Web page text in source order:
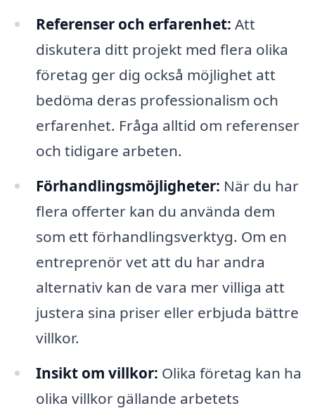
Referenser och erfarenhet: Att
diskutera ditt projekt med flera olika
företag ger dig också möjlighet att
bedöma deras professionalism och
erfarenhet. Fråga alltid om referenser
och tidigare arbeten.
Förhandlingsmöjligheter: När du har
flera offerter kan du använda dem
som ett förhandlingsverktyg. Om en
entreprenör vet att du har andra
alternativ kan de vara mer villiga att
justera sina priser eller erbjuda bättre
villkor.
Insikt om villkor: Olika företag kan ha
olika villkor gällande arbetets